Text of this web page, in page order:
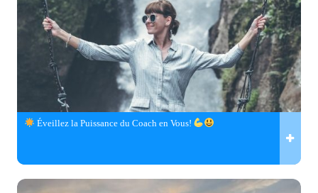
Éveillez la Puissance du Coach en Vous!